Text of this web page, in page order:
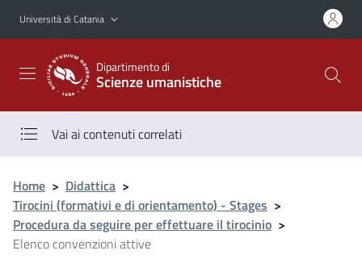
Vai al contenuto principale
Vai al menu di navigazione
Università di Catania
Dipartimento di
Scienze umanistiche
Vai ai contenuti correlati
Home > Didattica >
Tirocini (formativi e di orientamento) - Stages >
Procedura da seguire per effettuare il tirocinio >
Elenco convenzioni attive